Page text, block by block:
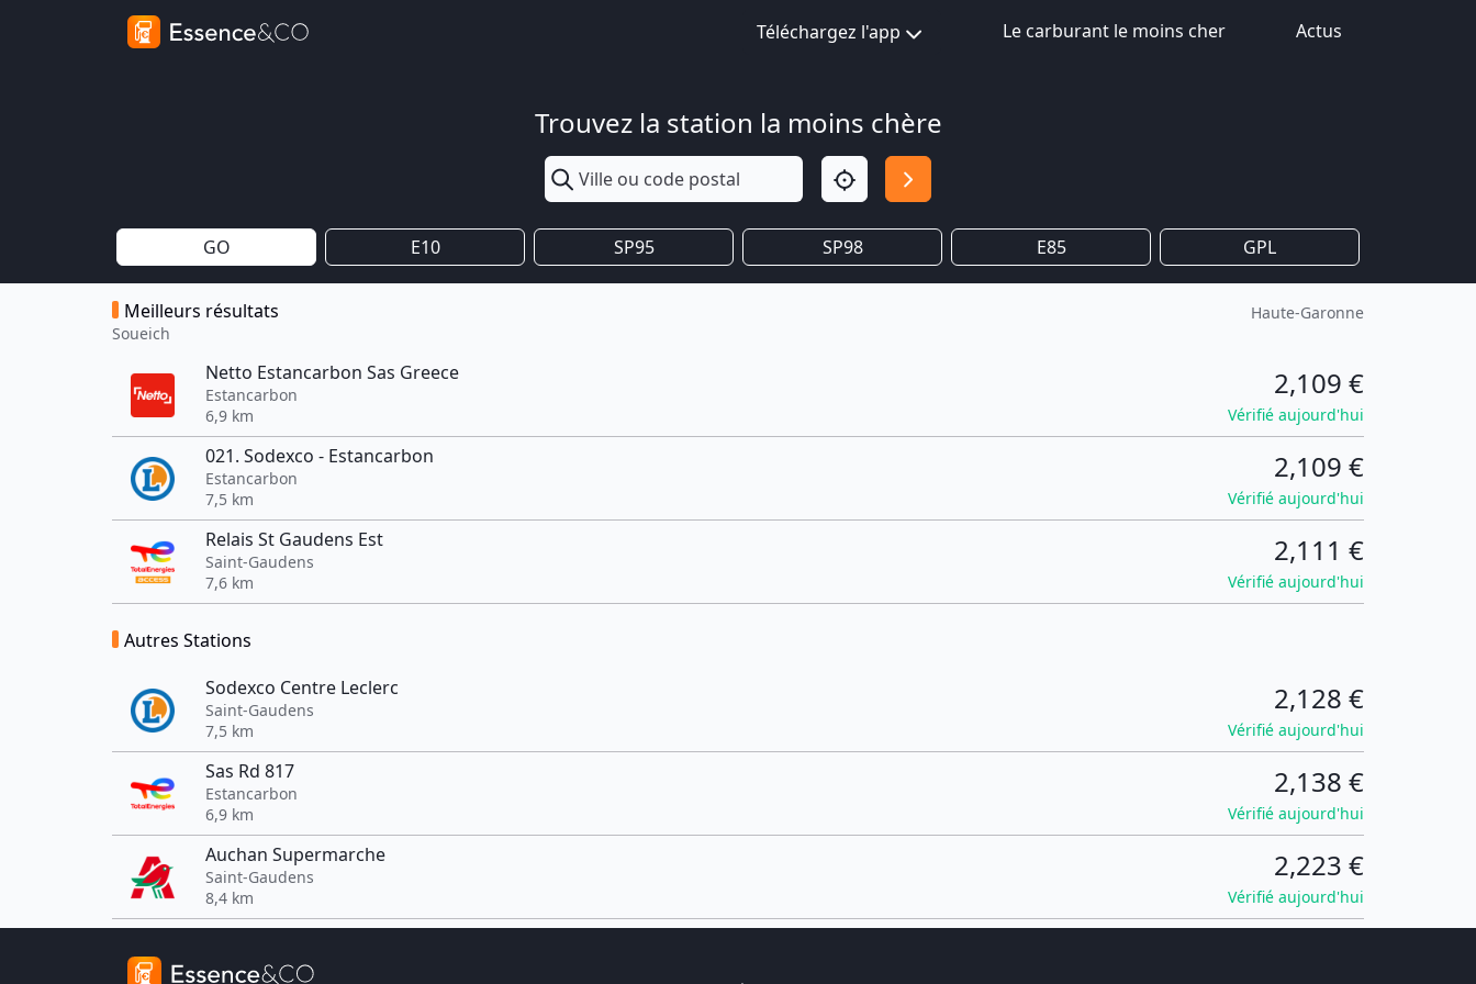
Téléchargez l'app Le carburant le moins cher Actus
Trouvez la station la moins chère
GO E10 SP95 SP98 E85 GPL
Meilleurs résultats
Soueich
Haute-Garonne
Netto Estancarbon Sas Greece
Estancarbon
6,9 km
2,109 €
Vérifié aujourd'hui
021. Sodexco - Estancarbon
Estancarbon
7,5 km
2,109 €
Vérifié aujourd'hui
Relais St Gaudens Est
Saint-Gaudens
7,6 km
2,111 €
Vérifié aujourd'hui
Autres Stations
Sodexco Centre Leclerc
Saint-Gaudens
7,5 km
2,128 €
Vérifié aujourd'hui
Sas Rd 817
Estancarbon
6,9 km
2,138 €
Vérifié aujourd'hui
Auchan Supermarche
Saint-Gaudens
8,4 km
2,223 €
Vérifié aujourd'hui